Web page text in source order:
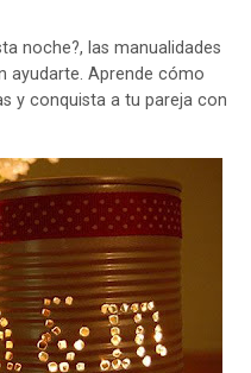
noche?, las manualidades
ayudarte. Aprende cómo
y conquista a tu pareja con